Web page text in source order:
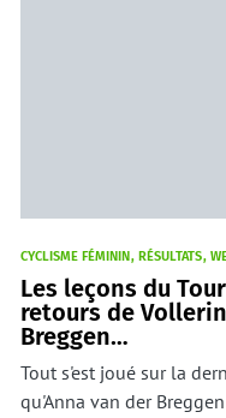
CYCLISME FÉMININ RÉSULTATS
Les leçons du
retours de
Breggen…
Tout s'est joué sur la
qu'Anna van der